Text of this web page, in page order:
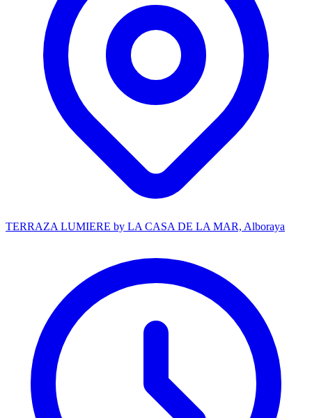
TERRAZA LUMIERE by LA CASA DE LA MAR, Alboraya